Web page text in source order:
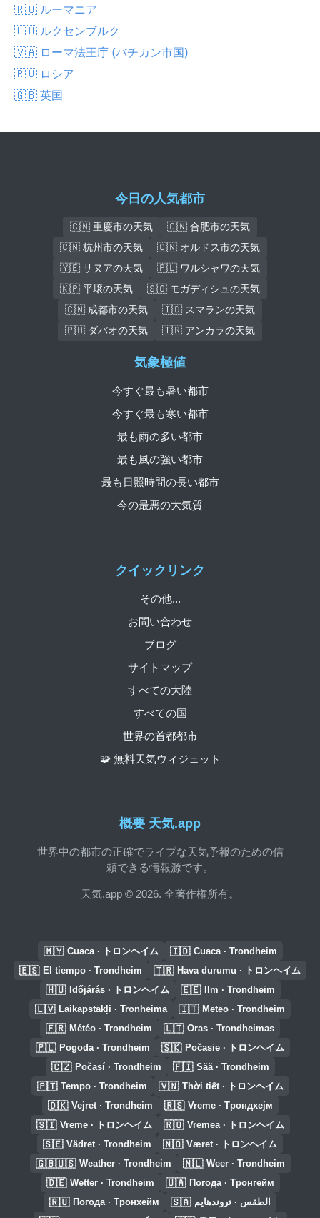
🇷🇴 ルーマニア
🇱🇺 ルクセンブルク
🇻🇦 ローマ法王庁 (バチカン市国)
🇷🇺 ロシア
🇬🇧 英国
今日の人気都市
🇨🇳 重慶市の天気
🇨🇳 合肥市の天気
🇨🇳 杭州市の天気
🇨🇳 オルドス市の天気
🇾🇪 サヌアの天気
🇵🇱 ワルシャワの天気
🇰🇵 平壌の天気
🇸🇴 モガディシュの天気
🇨🇳 成都市の天気
🇮🇩 スマランの天気
🇵🇭 ダバオの天気
🇹🇷 アンカラの天気
概要 天気.app
世界中の都市の正確でライブな天気予報のための信
頼できる情報源です。
天気.app © 2026. 全著作権所有。
クイックリンク
その他...
お問い合わせ
ブログ
サイトマップ
すべての大陸
すべての国
世界の首都都市
🧩 無料天気ウィジェット
気象極値
今すぐ最も暑い都市
今すぐ最も寒い都市
最も雨の多い都市
最も風の強い都市
最も日照時間の長い都市
今の最悪の大気質
🇲🇾 Cuaca · トロンヘイム 🇮🇩 Cuaca · Trondheim
🇪🇸 El tiempo · Trondheim 🇹🇷 Hava durumu · トロンヘイム
🇭🇺 Időjárás · トロンヘイム 🇪🇪 Ilm · Trondheim
🇱🇻 Laikapstākļi · Tronheima 🇮🇹 Meteo · Trondheim
🇫🇷 Météo · Trondheim 🇱🇹 Oras · Trondheimas
🇵🇱 Pogoda · Trondheim 🇸🇰 Počasie · トロンヘイム
🇨🇿 Počasí · Trondheim 🇫🇮 Sää · Trondheim
🇵🇹 Tempo · Trondheim 🇻🇳 Thời tiết · トロンヘイム
🇩🇰 Vejret · Trondheim 🇷🇸 Vreme · Трондхејм
🇸🇮 Vreme · トロンヘイム 🇷🇴 Vremea · トロンヘイム
🇸🇪 Vädret · Trondheim 🇳🇴 Været · トロンヘイム
🇬🇧🇺🇸 Weather · Trondheim 🇳🇱 Weer · Trondheim
🇩🇪 Wetter · Trondheim 🇺🇦 Погода · Тронгейм
🇷🇺 Погода · Тронхейм 🇸🇦 الطقس · تروندهايم